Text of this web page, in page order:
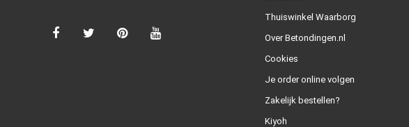
Thuiswinkel Waarborg
Over Betondingen.nl
Cookies
Je order online volgen
Zakelijk bestellen?
Kiyoh